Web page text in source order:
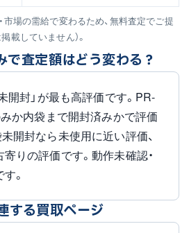
市場の需給で変わるため、無料査定でご提
載していません）。
で査定額はどう変わる？
開封」が最も高評価です。PR-
か内袋まで開封済みかで評価
開封なら未使用に近い評価、
りの評価です。動作未確認・
。
する買取ページ